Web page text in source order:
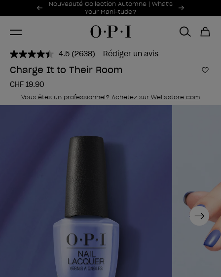
Offres promotionnelles
Nouveauté Collection Automne | What's
Your Mani-tude?
Item 1 of 2
4.5 Lire
2638
avis.
la
même
(2638) Rédiger un avis
Charge It to Their Room
CHF 19.90
Vous êtes un professionnel? Achetez sur Wellastore.com
Next